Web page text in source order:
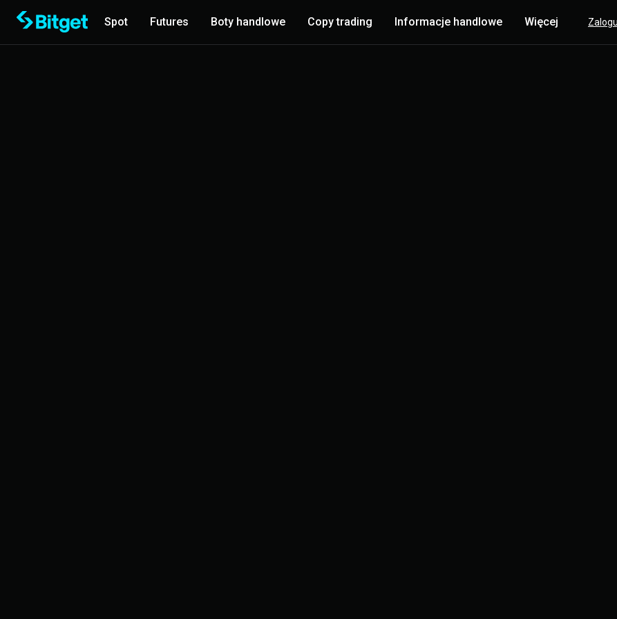
Spot Futures Boty handlowe Copy trading Informacje handlowe Więcej